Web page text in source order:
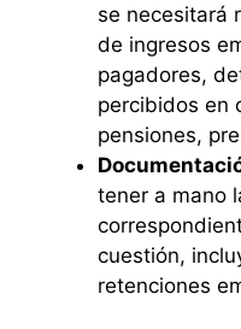
se necesitará
de ingresos
pagadores,
percibidos en
pensiones,
tener a mano
cuestión,
retenciones